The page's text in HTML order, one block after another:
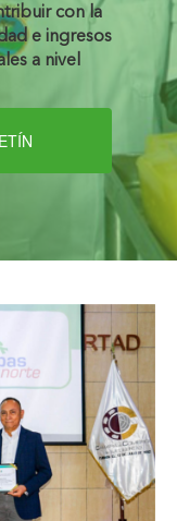
con la
e ingresos
a nivel